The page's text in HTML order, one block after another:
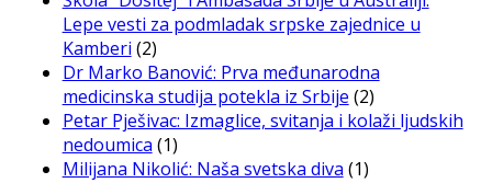
Lepe vesti za podmladak srpske zajednice u
Kamberi (2)
Dr Marko Banović: Prva međunarodna
medicinska studija potekla iz Srbije (2)
Petar Pješivac: Izmaglice, svitanja i kolaži ljudskih
nedoumica (1)
Milijana Nikolić: Naša svetska diva (1)